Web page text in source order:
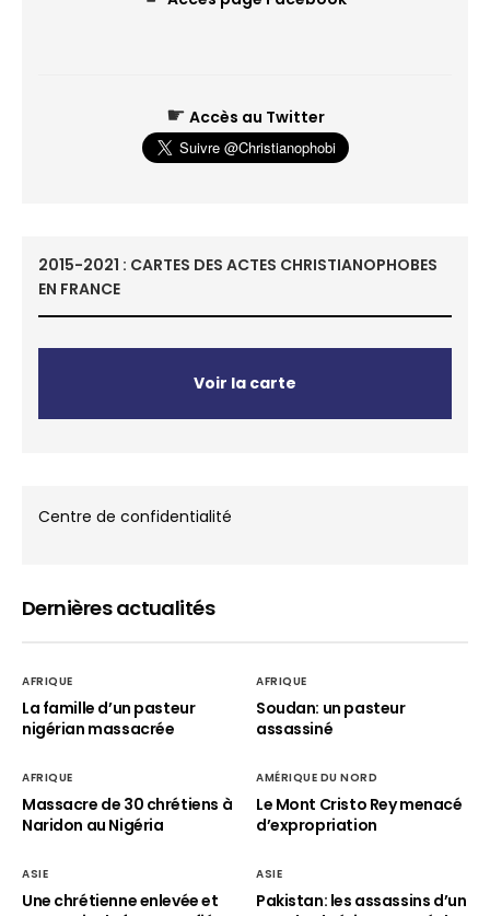
☛ Accès au Twitter
2015-2021 : CARTES DES ACTES CHRISTIANOPHOBES
EN FRANCE
Voir la carte
Centre de confidentialité
Dernières actualités
AFRIQUE
La famille d’un pasteur
nigérian massacrée
AFRIQUE
Soudan: un pasteur
assassiné
AFRIQUE
Massacre de 30 chrétiens à
Naridon au Nigéria
AMÉRIQUE DU NORD
Le Mont Cristo Rey menacé
d’expropriation
ASIE
Une chrétienne enlevée et
ASIE
Pakistan: les assassins d’un